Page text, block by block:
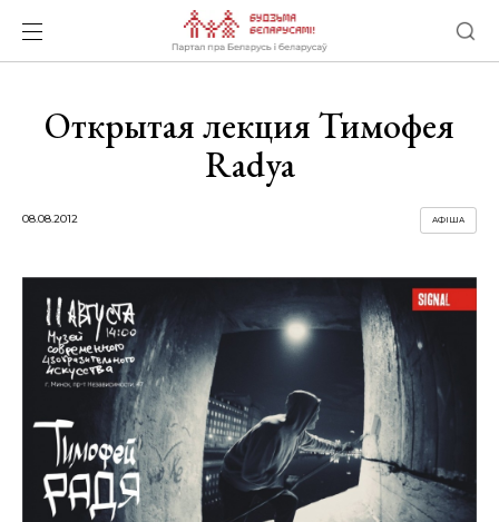
Открытая лекция Тимофея
Radya
08.08.2012 АФІША